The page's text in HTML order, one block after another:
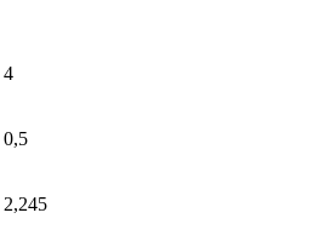
4
0,5
2,245